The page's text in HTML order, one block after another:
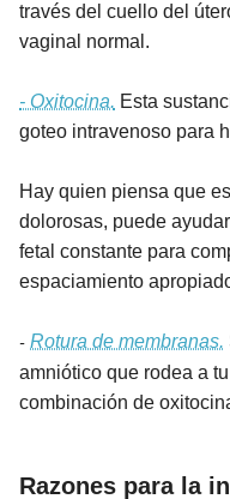
través del cuello del
vaginal normal.
- Oxitocina. Esta
goteo intravenoso para
Hay quien piensa que
dolorosas, puede
fetal constante para
espaciamiento
- Rotura de membranas.
amniótico que rodea a
combinación de
Razones para la